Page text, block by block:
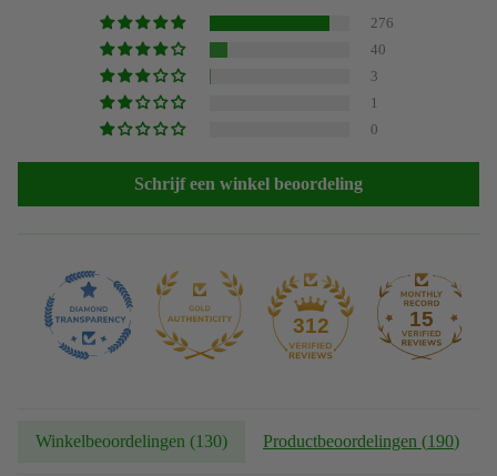
276
40
3
1
0
Schrijf een winkel beoordeling
312 15
Winkelbeoordelingen (130) Productbeoordelingen (190)